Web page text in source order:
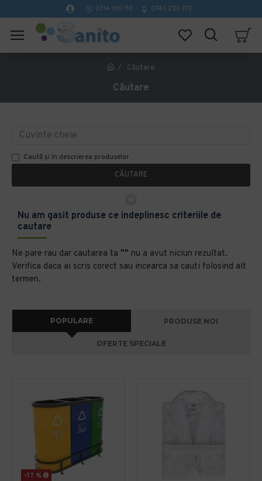
0314 100 110 0740 230 170
Căutare
Căutare
Caută și în descrierea produselor
CĂUTARE
Nu am gasit produse ce indeplinesc criteriile de
cautare
Ne pare rau dar cautarea ta "" nu a avut niciun rezultat.
Verifica daca ai scris corect sau incearca sa cauti folosind alt
termen.
POPULARE PRODUSE NOI
OFERTE SPECIALE
-17 %